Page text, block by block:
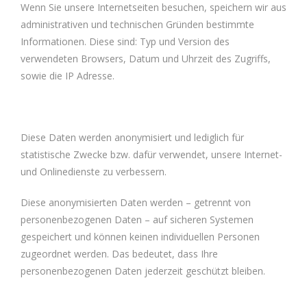
Wenn Sie unsere Internetseiten besuchen, speichern wir aus
administrativen und technischen Gründen bestimmte
Informationen. Diese sind: Typ und Version des
verwendeten Browsers, Datum und Uhrzeit des Zugriffs,
sowie die IP Adresse.
Diese Daten werden anonymisiert und lediglich für
statistische Zwecke bzw. dafür verwendet, unsere Internet-
und Onlinedienste zu verbessern.
Diese anonymisierten Daten werden – getrennt von
personenbezogenen Daten – auf sicheren Systemen
gespeichert und können keinen individuellen Personen
zugeordnet werden. Das bedeutet, dass Ihre
personenbezogenen Daten jederzeit geschützt bleiben.